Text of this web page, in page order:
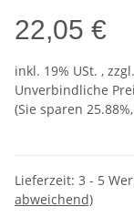
22,05 €
inkl. 19% USt. , zzgl.
Unverbindliche
(Sie sparen 25.88%
Lieferzeit: 3 - 5
abweichend)